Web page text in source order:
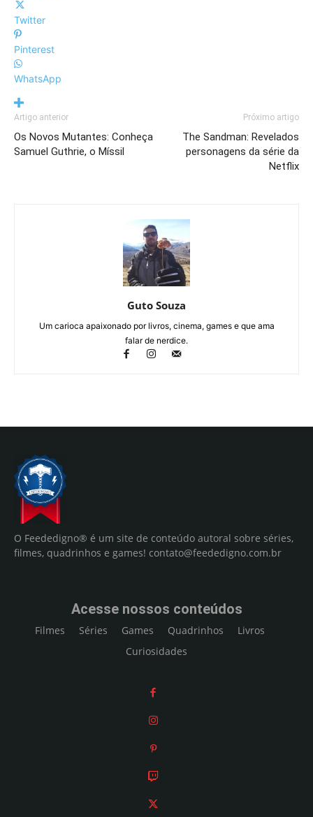
Twitter
Pinterest
WhatsApp
Artigo anterior
Os Novos Mutantes: Conheça
Samuel Guthrie, o Míssil
Próximo artigo
The Sandman: Revelados
personagens da série da
Netflix
Guto Souza
Um carioca apaixonado por livros, cinema, games e que ama
falar de nerdice.
O Feededigno® é um site de conteúdo autoral sobre séries,
filmes, quadrinhos e games! contato@feededigno.com.br
Acesse nossos conteúdos
Filmes Séries Games Quadrinhos
Livros
Curiosidades